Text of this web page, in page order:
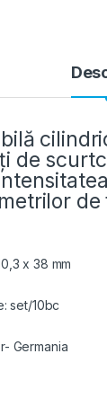
de
x 38 mm
set/10bc
Germania